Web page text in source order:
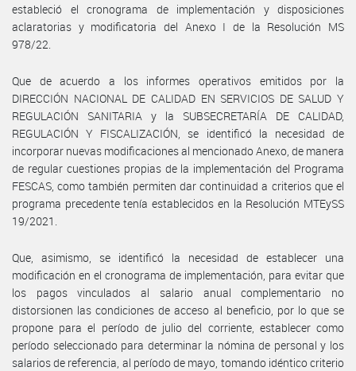
estableció el cronograma de implementación y disposiciones
aclaratorias y modificatoria del Anexo I de la Resolución MS
978/22.
Que de acuerdo a los informes operativos emitidos por la
DIRECCIÓN NACIONAL DE CALIDAD EN SERVICIOS DE SALUD Y
REGULACIÓN SANITARIA y la SUBSECRETARÍA DE CALIDAD,
REGULACIÓN Y FISCALIZACIÓN, se identificó la necesidad de
incorporar nuevas modificaciones al mencionado Anexo, de manera
de regular cuestiones propias de la implementación del Programa
FESCAS, como también permiten dar continuidad a criterios que el
programa precedente tenía establecidos en la Resolución MTEySS
19/2021.
Que, asimismo, se identificó la necesidad de establecer una
modificación en el cronograma de implementación, para evitar que
los pagos vinculados al salario anual complementario no
distorsionen las condiciones de acceso al beneficio, por lo que se
propone para el período de julio del corriente, establecer como
período seleccionado para determinar la nómina de personal y los
salarios de referencia, al período de mayo, tomando idéntico criterio